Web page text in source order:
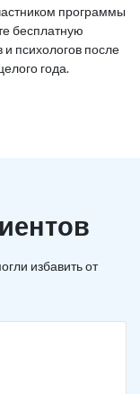
программы
бесплатную
психологов после
года.
избавить от